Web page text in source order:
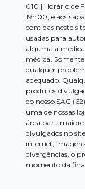
010 | Horário de
19h00, e aos
contidas neste
usadas para
alguma a
médica.
qualquer
adequado.
produtos
do nosso SAC
uma de nossas
área para
divulgados no
internet,
divergências, o
momento da